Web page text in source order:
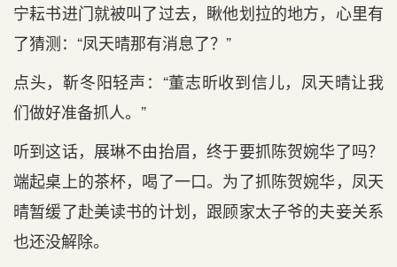
宁耘书进门就被叫了过去，瞅他划拉的地方，心里有
了猜测：“凤天晴那有消息了？”
点头，靳冬阳轻声：“董志昕收到信儿，凤天晴让我
们做好准备抓人。”
听到这话，展琳不由抬眉，终于要抓陈贺婉华了吗？
端起桌上的茶杯，喝了一口。为了抓陈贺婉华，凤天
晴暂缓了赴美读书的计划，跟顾家太子爷的夫妾关系
也还没解除。